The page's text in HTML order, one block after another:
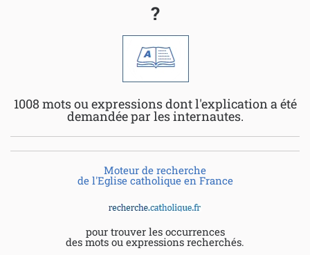
?
1008 mots ou expressions dont l'explication a été
demandée par les internautes.
Moteur de recherche
de l'Eglise catholique en France
pour trouver les occurrences
des mots ou expressions recherchés.